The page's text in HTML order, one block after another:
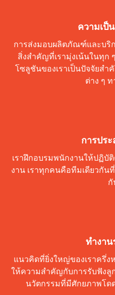
ความเป็
การส่งมอบผลิตภัณฑ์และบริ
สิ่งสำคัญที่เรามุ่งเน้นในทุก
โซลูชันของเราเป็นปัจจัยส
ต่าง ๆ
การปร
เราฝึกอบรมพนักงานให้ปฏิบั
งาน เราทุกคนคือทีมเดียวกัน
ทำงา
แนวคิดที่ยิ่งใหญ่ของเราครึ่ง
ให้ความสำคัญกับการรับฟังลู
นวัตกรรมที่มีศักยภาพโด